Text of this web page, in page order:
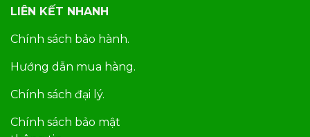
LIÊN KẾT NHANH
Chính sách bảo hành.
Hướng dẫn mua hàng.
Chính sách đại lý.
Chính sách bảo mật